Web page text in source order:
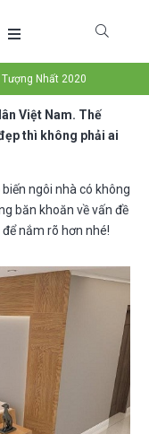
Nhất 2020
Việt Nam. Thế
thì không phải ai
biến ngôi nhà có không
băn khoăn về vấn đề
nắm rõ hơn nhé!